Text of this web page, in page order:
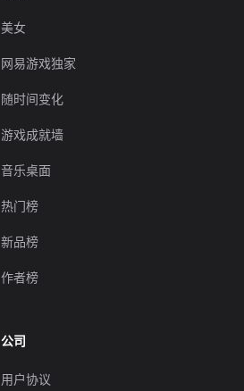
美女
网易游戏独家
随时间变化
游戏成就墙
音乐桌面
热门榜
新品榜
作者榜
公司
用户协议